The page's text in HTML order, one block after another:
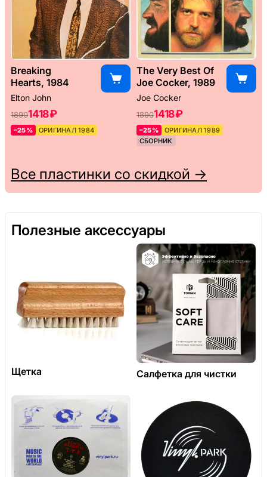
Breaking
Hearts, 1984
Elton John
18901418 ₽
–25% ОРИГИНАЛ 1984
The Very Best Of
Joe Cocker, 1989
Joe Cocker
18901418 ₽
–25%
ОРИГИНАЛ 1989
СБОРНИК
Все пластинки со скидкой →
Полезные аксессуары
Щетка Салфетка для чистки